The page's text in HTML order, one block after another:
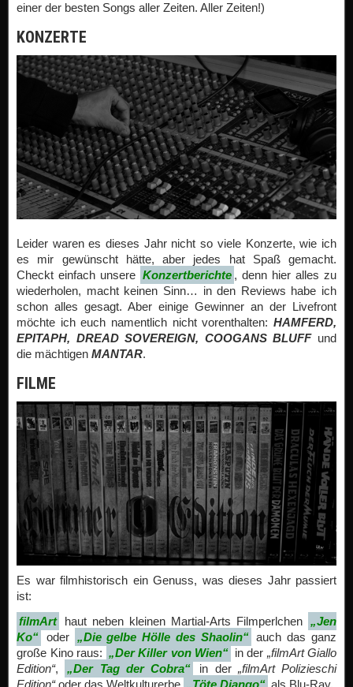
einer der besten Songs aller Zeiten. Aller Zeiten!)
KONZERTE
Leider waren es dieses Jahr nicht so viele Konzerte, wie ich
es mir gewünscht hätte, aber jedes hat Spaß gemacht.
Checkt einfach unsere Konzertberichte , denn hier alles zu
wiederholen, macht keinen Sinn… in den Reviews habe ich
schon alles gesagt. Aber einige Gewinner an der Livefront
möchte ich euch namentlich nicht vorenthalten: HAMFERD,
EPITAPH, DREAD SOVEREIGN, COOGANS BLUFFund
die mächtigen MANTAR.
FILME
Es war filmhistorisch ein Genuss, was dieses Jahr passiert
ist:
filmArt
haut neben kleinen Martial-Arts Filmperlchen „Jen
Ko“ oder „Die gelbe Hölle des Shaolin“ auch das ganz
große Kino raus: „Der Killer von Wien“ in der „filmArt Giallo
Edition“, „Der Tag der Cobra“ in der „filmArt Polizieschi